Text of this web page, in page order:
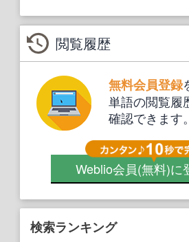
閲覧履歴
無料会員登録
単語の閲覧履
確認できます。
Weblio会員(無料)に
検索ランキング